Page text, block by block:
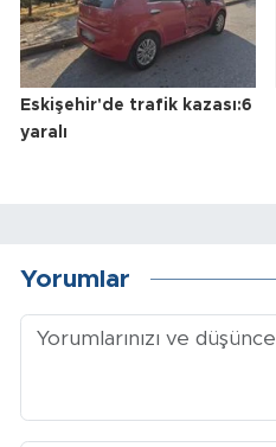
Eskişehir'de trafik kazası:6
yaralı
Yorumlar